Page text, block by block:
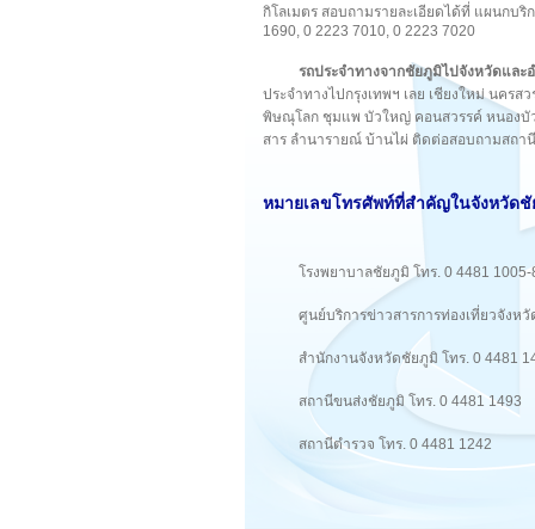
กิโลเมตร สอบถามรายละเอียดได้ที่ แผนกบริ
1690, 0 2223 7010, 0 2223 7020
รถประจำทางจากชัยภูมิไปจังหวัดและ
ประจำทางไปกรุงเทพฯ เลย เชียงใหม่ นคร
พิษณุโลก ชุมแพ บัวใหญ่ คอนสวรรค์ หนองบั
สาร ลำนารายณ์ บ้านไผ่ ติดต่อสอบถามสถา
หมายเลขโทรศัพท์ที่สำคัญในจังหวัดชั
โรงพยาบาลชัยภูมิ โทร. 0 4481 1005-
ศูนย์บริการข่าวสารการท่องเที่ยวจังห
สำนักงานจังหวัดชัยภูมิ โทร. 0 4481
สถานีขนส่งชัยภูมิ โทร. 0 4481 1493
สถานีตำรวจ โทร. 0 4481 1242